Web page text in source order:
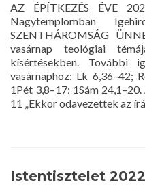
AZ ÉPÍTKEZÉS ÉVE
Nagytemplomban
SZENTHÁROMSÁG
vasárnap teológiai
kísértésekben. További
vasárnaphoz: Lk 6,36–42;
1Pét 3,8–17; 1Sám
11 „Ekkor odavezettek az
Istentisztelet